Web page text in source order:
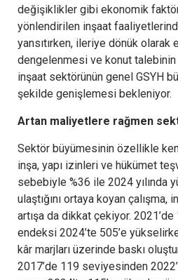
değişiklikler gibi ekonomik
yönlendirilen inşaat
yansıtırken, ileriye dönük olarak
dengelenmesi ve konut
inşaat sektörünün genel GSYH
şekilde genişlemesi bekleniyor.
Artan maliyetlere rağmen
Sektör büyümesinin özellikle
inşa, yapı izinleri ve hükümet
sebebiyle %36 ile 2024 yılında
ulaştığını ortaya koyan
artışa da dikkat çekiyor.
endeksi 2024’te 505’e
kâr marjları üzerinde baskı
2017’de 119 seviyesinden